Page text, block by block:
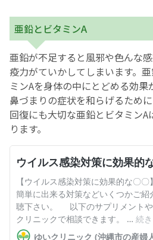
亜鉛とビタミンA
亜鉛が不足すると風邪や色んな
疫力がていかしてしまいます。
ミンAを身体の中にとどめる効
鼻づまりの症状を和らげるため
回復にも大切な亜鉛とビタミン
ります。